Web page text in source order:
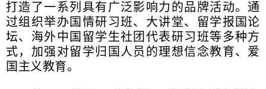
打造了一系列具有广泛影响力的品牌活动。通
过组织举办国情研习班、大讲堂、留学报国论
坛、海外中国留学生社团代表研习班等多种方
式，加强对留学归国人员的理想信念教育、爱
国主义教育。